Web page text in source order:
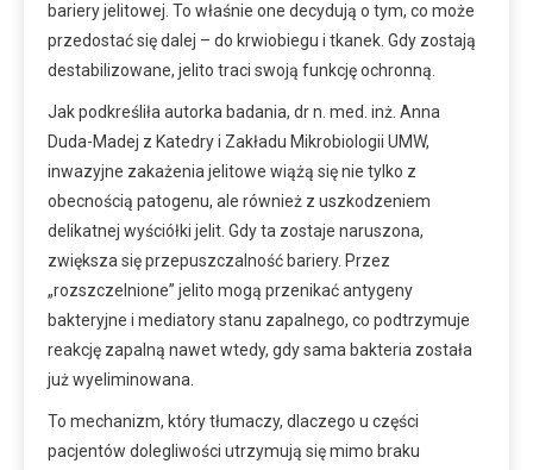
bariery jelitowej. To właśnie one decydują o tym, co może
przedostać się dalej – do krwiobiegu i tkanek. Gdy zostają
destabilizowane, jelito traci swoją funkcję ochronną.
Jak podkreśliła autorka badania, dr n. med. inż. Anna
Duda-Madej z Katedry i Zakładu Mikrobiologii UMW,
inwazyjne zakażenia jelitowe wiążą się nie tylko z
obecnością patogenu, ale również z uszkodzeniem
delikatnej wyściółki jelit. Gdy ta zostaje naruszona,
zwiększa się przepuszczalność bariery. Przez
„rozszczelnione” jelito mogą przenikać antygeny
bakteryjne i mediatory stanu zapalnego, co podtrzymuje
reakcję zapalną nawet wtedy, gdy sama bakteria została
już wyeliminowana.
To mechanizm, który tłumaczy, dlaczego u części
pacjentów dolegliwości utrzymują się mimo braku